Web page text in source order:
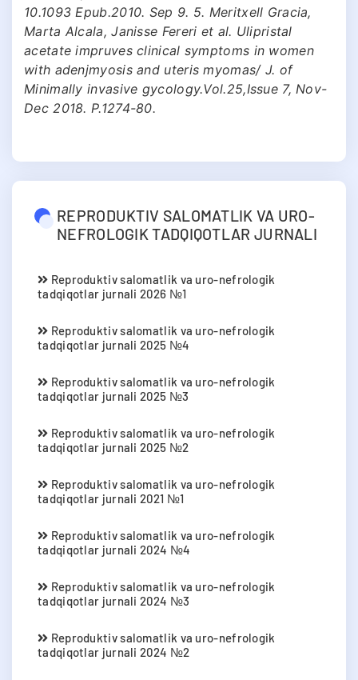
10.1093 Epub.2010. Sep 9. 5. Meritxell Gracia,
Marta Alcala, Janisse Fereri et al. Ulipristal
acetate impruves clinical symptoms in women
with adenjmyosis and uteris myomas/ J. of
Minimally invasive gycology.Vol.25,Issue 7, Nov-
Dec 2018. P.1274-80.
REPRODUKTIV SALOMATLIK VA URO-
NEFROLOGIK TADQIQOTLAR JURNALI
Reproduktiv salomatlik va uro-nefrologik
tadqiqotlar jurnali 2026 №1
Reproduktiv salomatlik va uro-nefrologik
tadqiqotlar jurnali 2025 №4
Reproduktiv salomatlik va uro-nefrologik
tadqiqotlar jurnali 2025 №3
Reproduktiv salomatlik va uro-nefrologik
tadqiqotlar jurnali 2025 №2
Reproduktiv salomatlik va uro-nefrologik
tadqiqotlar jurnali 2021 №1
Reproduktiv salomatlik va uro-nefrologik
tadqiqotlar jurnali 2024 №4
Reproduktiv salomatlik va uro-nefrologik
tadqiqotlar jurnali 2024 №3
Reproduktiv salomatlik va uro-nefrologik
tadqiqotlar jurnali 2024 №2